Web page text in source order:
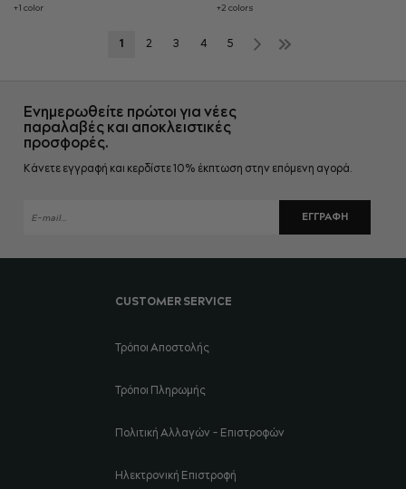
+1 color +2 colors
Σελίδα
Διαβάζετε
στιγμή
σελίδα
1 Σελίδα
2 Σελίδα
3 Σελίδα
4 Σελίδα
5 Σελίδα
»
CUSTOMER SERVICE
Τρόποι Αποστολής
Τρόποι Πληρωμής
Πολιτική Αλλαγών - Επιστροφών
Ηλεκτρονική Επιστροφή
Ενημερωθείτε πρώτοι για νέες
παραλαβές και αποκλειστικές
προσφορές.
Κάνετε εγγραφή και κερδίστε 10% έκπτωση στην επόμενη αγορά.
ΕΓΓΡΑΦΉ